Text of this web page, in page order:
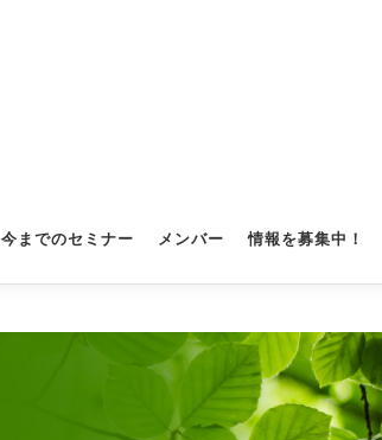
今までのセミナー メンバー 情報を募集中！